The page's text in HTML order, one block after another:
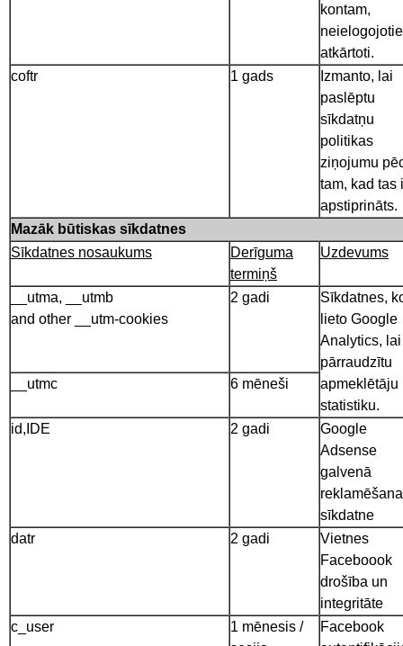
kontam,
atkārtoti.
coftr
1 gads
Izmanto, lai
paslēptu
sīkdatņu
politikas
ziņojumu
tam, kad tas
apstiprināts.
Mazāk būtiskas sīkdatnes
Sīkdatnes nosaukums
Derīguma
termiņš
Uzdevums
__utma, __utmb
and other __utm-cookies
2 gadi
Sīkdatnes,
lieto Google
Analytics, lai
pārraudzītu
apmeklētāju
statistiku.
__utmc 6 mēneši
id,IDE 2 gadi
Google
Adsense
galvenā
sīkdatne
datr
2 gadi
Vietnes
Faceboook
drošība un
integritāte
c_user
1 mēnesis /
Facebook